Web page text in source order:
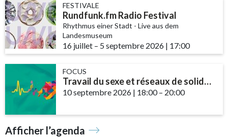
FESTIVALE
Rundfunk.fm Radio Festival
Rhythmus einer Stadt - Live aus dem
Landesmuseum
16 juillet accessibility.time_to
– 5 septembre 2026 | 17:00
FOCUS
Travail du sexe et réseaux de solidarité – le rôle des communautés et des ...
10 septembre 2026 | 18:00– 20:00
Afficher l’agenda